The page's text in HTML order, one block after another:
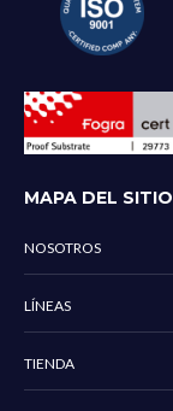
MAPA DEL SITIO
NOSOTROS
LÍNEAS
TIENDA